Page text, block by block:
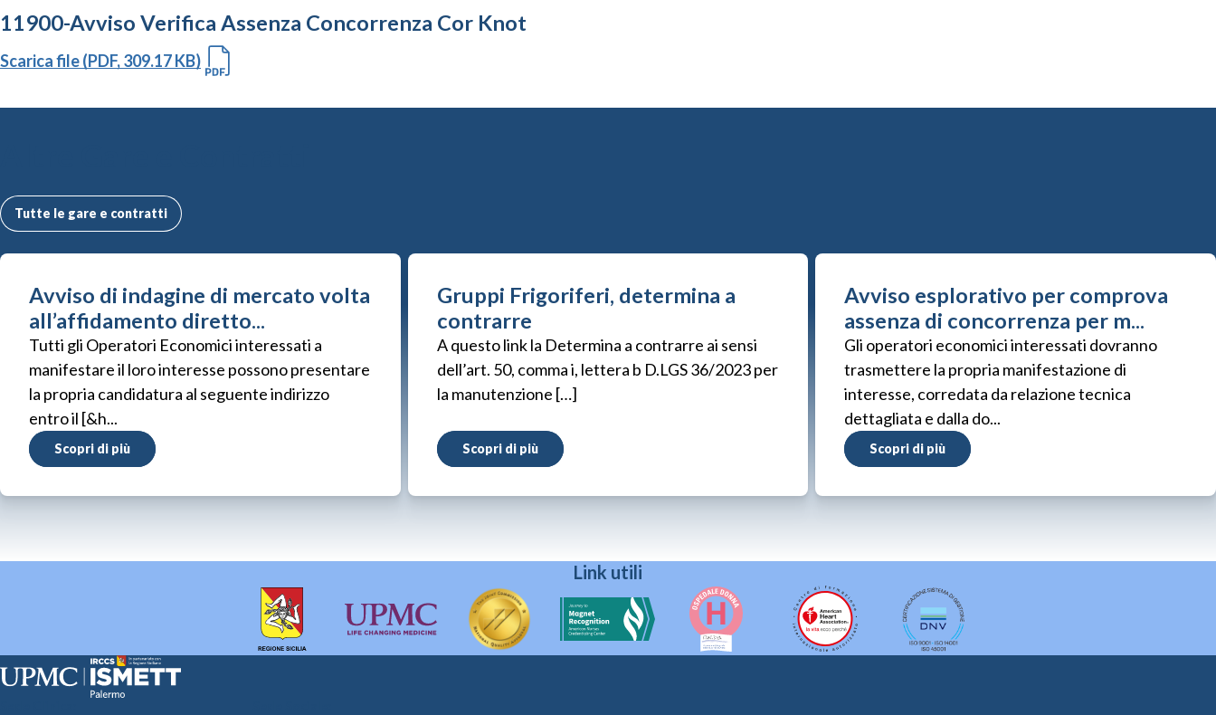
11900-Avviso Verifica Assenza Concorrenza Cor Knot
Scarica file (PDF, 309.17 KB)
Tutte le gare e contratti
Avviso di indagine di mercato volta
all’affidamento diretto...
Tutti gli Operatori Economici interessati a
manifestare il loro interesse possono presentare
la propria candidatura al seguente indirizzo
entro il [&h...
Scopri di più
Gruppi Frigoriferi, determina a
contrarre
A questo link la Determina a contrarre ai sensi
dell’art. 50, comma i, lettera b D.LGS 36/2023 per
la manutenzione […]
Scopri di più
Avviso esplorativo per comprova
assenza di concorrenza per m...
Gli operatori economici interessati dovranno
trasmettere la propria manifestazione di
interesse, corredata da relazione tecnica
dettagliata e dalla do...
Scopri di più
Link utili